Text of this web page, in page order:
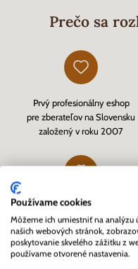
Prečo sa
Prvý profesionálny eshop
pre zberateľov na Slovensku
založený v roku 2007
Zákazníkmi overený eshop
cezHeureka.sk
Používame cookies
Môžeme ich umiestniť na analýzu
našich webových stránok,
poskytovanie skvelého zážitku z
používame otvorené nastavenia.